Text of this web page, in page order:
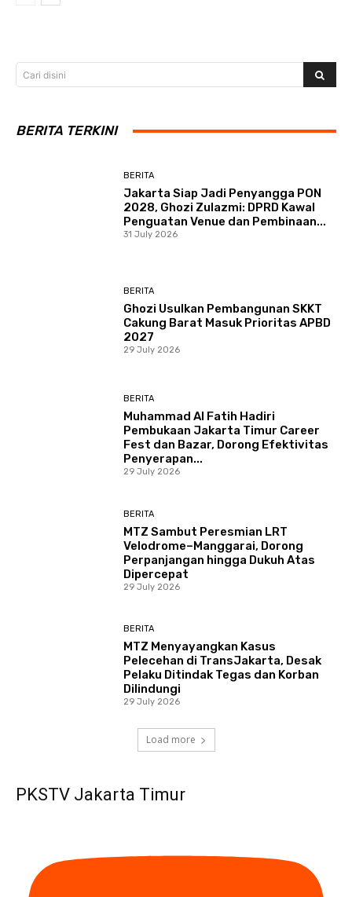
Cari disini
BERITA TERKINI
BERITA
Jakarta Siap Jadi Penyangga PON
2028, Ghozi Zulazmi: DPRD Kawal
Penguatan Venue dan Pembinaan...
31 July 2026
BERITA
Ghozi Usulkan Pembangunan SKKT
Cakung Barat Masuk Prioritas APBD
2027
29 July 2026
BERITA
Muhammad Al Fatih Hadiri
Pembukaan Jakarta Timur Career
Fest dan Bazar, Dorong Efektivitas
Penyerapan...
29 July 2026
BERITA
MTZ Sambut Peresmian LRT
Velodrome–Manggarai, Dorong
Perpanjangan hingga Dukuh Atas
Dipercepat
29 July 2026
BERITA
MTZ Menyayangkan Kasus
Pelecehan di TransJakarta, Desak
Pelaku Ditindak Tegas dan Korban
Dilindungi
29 July 2026
Load more
PKSTV Jakarta Timur